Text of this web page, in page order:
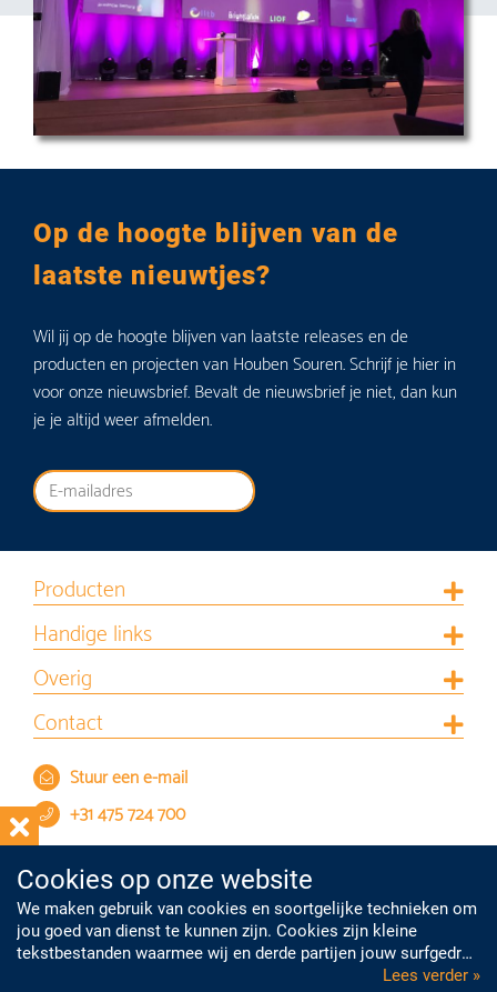
Op de hoogte blijven van de
laatste nieuwtjes?
Wil jij op de hoogte blijven van laatste releases en de
producten en projecten van Houben Souren. Schrijf je hier in
voor onze nieuwsbrief. Bevalt de nieuwsbrief je niet, dan kun
je je altijd weer afmelden.
Producten
Handige links
Overig
Contact
Stuur een e-mail
+31 475 724 700
Cookies op onze website
We maken gebruik van cookies en soortgelijke technieken om
jou goed van dienst te kunnen zijn. Cookies zijn kleine
tekstbestanden waarmee wij en derde partijen jouw surfgedrag
op onze website kunnen volgen. Met deze informatie kunnen
Lees verder »